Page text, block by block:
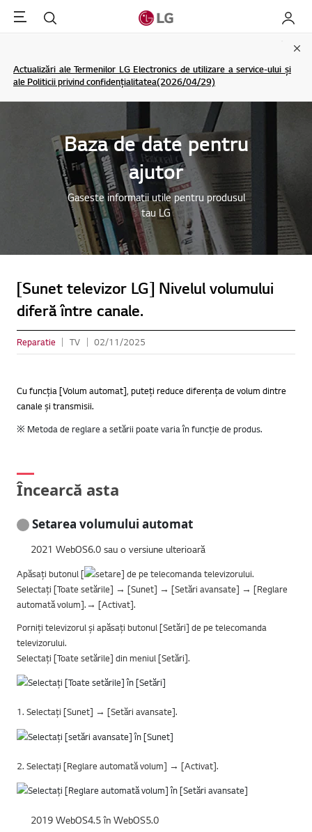
Menu Cautare My LG
Actualizări ale Termenilor LG Electronics de utilizare a service-ului și
ale Politicii privind confidențialitatea(2026/04/29)
Baza de date pentru
ajutor
Gaseste informatii utile pentru produsul
tau LG
[Sunet televizor LG] Nivelul volumului
diferă între canale.
Reparatie TV 02/11/2025
Cu funcția [Volum automat], puteți reduce diferența de volum dintre
canale și transmisii.
※ Metoda de reglare a setării poate varia în funcție de produs.
Încearcă asta
Setarea volumului automat
2021 WebOS6.0 sau o versiune ulterioară
Apăsați butonul [
] de pe telecomanda televizorului.
Selectați [Toate setările] → [Sunet] → [Setări avansate] → [Reglare
automată volum].→ [Activat].
Porniți televizorul și apăsați butonul [Setări] de pe telecomanda
televizorului.
Selectați [Toate setările] din meniul [Setări].
1. Selectați [Sunet] → [Setări avansate].
2. Selectați [Reglare automată volum] → [Activat].
2019 WebOS4.5 în WebOS5.0